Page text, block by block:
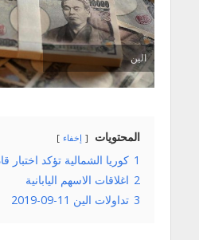
الين
المحتويات إخفاء
1 كوريا الشمالية تؤكد اختبار
2 اغلاقات الاسهم اليابانية
3 تداولات الين 11-09-2019